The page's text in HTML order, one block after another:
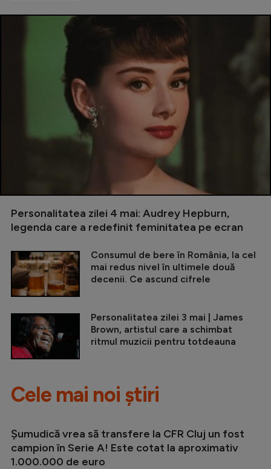
Personalitatea zilei 4 mai: Audrey Hepburn,
legenda care a redefinit feminitatea pe ecran
Consumul de bere în România, la cel
mai redus nivel în ultimele două
decenii. Ce ascund cifrele
Personalitatea zilei 3 mai | James
Brown, artistul care a schimbat
ritmul muzicii pentru totdeauna
Cele mai noi știri
Șumudică vrea să transfere la CFR Cluj un fost
campion în Serie A! Este cotat la aproximativ
1.000.000 de euro